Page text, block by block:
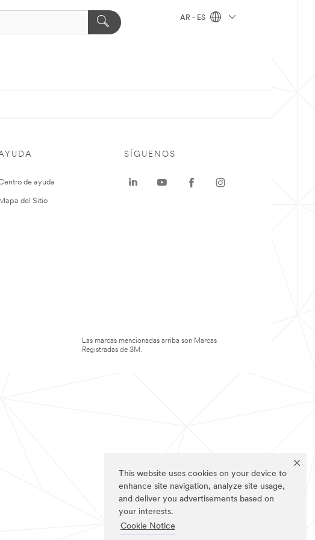
This website uses cookies on your device to
enhance site navigation, analyze site usage,
and deliver you advertisements based on
your interests.
Cookie Notice
AR - ES
de ayuda
Mapa del Sitio
SÍGUENOS
Las marcas mencionadas arriba son Marcas
Registradas de 3M.